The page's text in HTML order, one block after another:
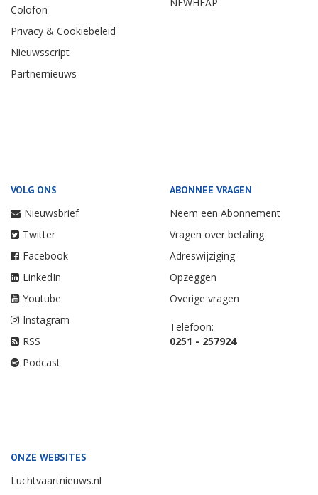
Colofon
Privacy & Cookiebeleid
Nieuwsscript
Partnernieuws
VOLG ONS
Nieuwsbrief
Twitter
Facebook
LinkedIn
Youtube
Instagram
RSS
Podcast
ABONNEE VRAGEN
Neem een Abonnement
Vragen over betaling
Adreswijziging
Opzeggen
Overige vragen
Telefoon:
0251 - 257924
ONZE WEBSITES
Luchtvaartnieuws.nl